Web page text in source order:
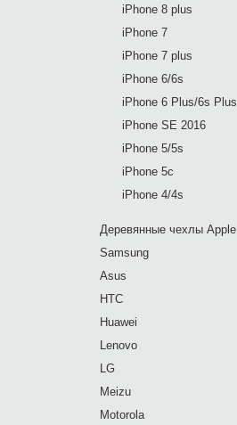
iPhone 8 plus
iPhone 7
iPhone 7 plus
iPhone 6/6s
iPhone 6 Plus/6s Plus
iPhone SE 2016
iPhone 5/5s
iPhone 5c
iPhone 4/4s
Деревянные чехлы Apple
Samsung
Asus
HTC
Huawei
Lenovo
LG
Meizu
Motorola